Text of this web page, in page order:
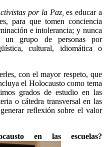
por la Paz, es educar a
para que tomen conciencia
e intolerancia; y nunca
un grupo de personas por
cultural, idiomática o
con el mayor respeto, que
el Holocausto como tema
grados de estudio en las
o cátedra transversal en las
reflexión sobre el valor
en las escuelas?